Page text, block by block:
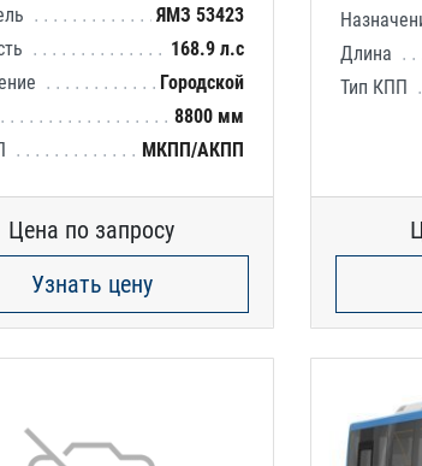
ЯМЗ 53423
168.9 л.с
Городской
8800 мм
МКПП/АКПП
Цена по запросу
Узнать цену
Длина
Тип КПП